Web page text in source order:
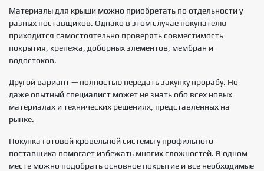
Материалы для крыши можно приобретать по отдельности у
разных поставщиков. Однако в этом случае покупателю
приходится самостоятельно проверять совместимость
покрытия, крепежа, доборных элементов, мембран и
водостоков.
Другой вариант — полностью передать закупку прорабу. Но
даже опытный специалист может не знать обо всех новых
материалах и технических решениях, представленных на
рынке.
Покупка готовой кровельной системы у профильного
поставщика помогает избежать многих сложностей. В одном
месте можно подобрать основное покрытие и все необходимые